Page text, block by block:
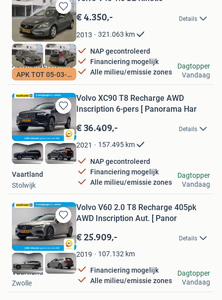
Bewaren
in
Mijn
Favorieten
APK TOT 05-03-2027
€ 4.350,- Details
2013 321.063 km
NAP gecontroleerd
Financiering mogelijk
Alle milieu/emissie zones
Autohandel Honing
Amersfoort
Dagtopper
Vandaag
Bewaren
in
Mijn
Favorieten
Volvo XC90 T8 Recharge AWD
Inscription 6-pers [ Panorama Har
€ 36.409,- Details
2021 157.495 km
NAP gecontroleerd
Financiering mogelijk
Alle milieu/emissie zones
Vaartland
Stolwijk
Dagtopper
Vandaag
Bewaren
in
Mijn
Favorieten
Volvo V60 2.0 T8 Recharge 405pk
AWD Inscription Aut. [ Panor
€ 25.909,- Details
2019 107.132 km
Financiering mogelijk
Alle milieu/emissie zones
Vaartland
Zwolle
Dagtopper
Vandaag